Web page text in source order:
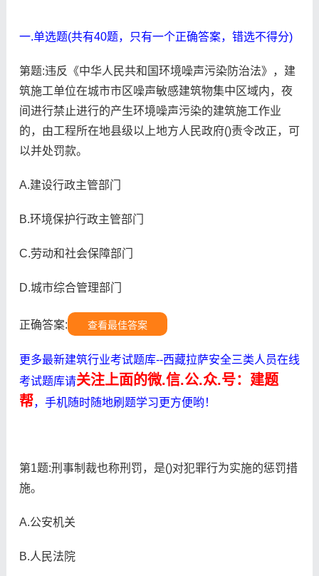
一.单选题(共有40题，只有一个正确答案，错选不得分)
第题:违反《中华人民共和国环境噪声污染防治法》，建
筑施工单位在城市市区噪声敏感建筑物集中区域内，夜
间进行禁止进行的产生环境噪声污染的建筑施工作业
的，由工程所在地县级以上地方人民政府()责令改正，可
以并处罚款。
A.建设行政主管部门
B.环境保护行政主管部门
C.劳动和社会保障部门
D.城市综合管理部门
正确答案: 查看最佳答案
更多最新建筑行业考试题库--西藏拉萨安全三类人员在线
考试题库请关注上面的微.信.公.众.号：建题
帮，手机随时随地刷题学习更方便哟！
第1题:刑事制裁也称刑罚，是()对犯罪行为实施的惩罚措
施。
A.公安机关
B.人民法院